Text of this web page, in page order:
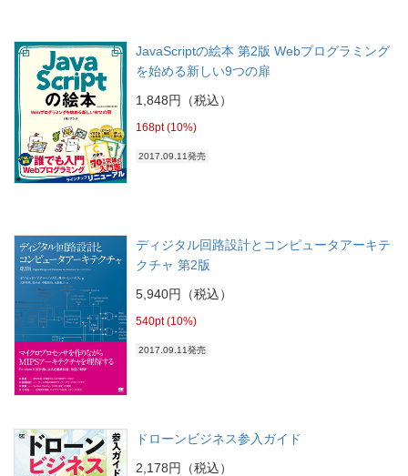
JavaScriptの絵本 第2版 Webプログラミング
を始める新しい9つの扉
1,848円（税込）
168pt (10%)
2017.09.11発売
ディジタル回路設計とコンピュータアーキテ
クチャ 第2版
5,940円（税込）
540pt (10%)
2017.09.11発売
ドローンビジネス参入ガイド
2,178円（税込）